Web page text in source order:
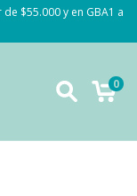
de $55.000 y en GBA1 a
0